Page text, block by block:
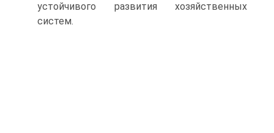
устойчивого развития хозяйственных
систем.